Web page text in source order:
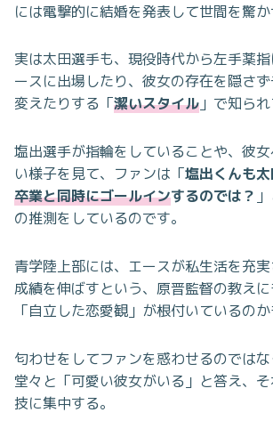
には電撃的に結婚を発表して世間を驚か
実は太田選手も、現役時代から左手薬
ースに出場したり、彼女の存在を隠さ
変えたりする「潔いスタイル 」で知ら
塩出選手が指輪をしていることや、彼
い様子を見て、ファンは「塩出くんも太
卒業と同時にゴールインするのでは？
の推測をしているのです。
青学陸上部には、エースが私生活を充
成績を伸ばすという、原晋監督の教え
「自立した恋愛観」が根付いているのか
匂わせをしてファンを惑わせるのでは
堂々と「可愛い彼女がいる」と答え、
技に集中する。